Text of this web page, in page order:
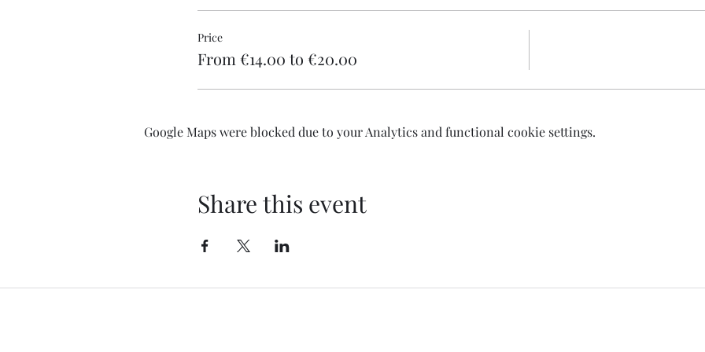
Price
From €14.00 to €20.00
Google Maps were blocked due to your Analytics and functional cookie settings.
Share this event